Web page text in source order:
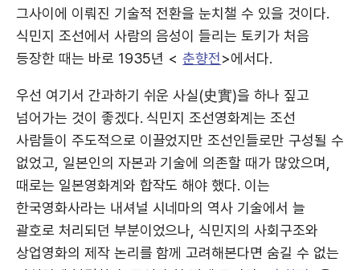
그사이에 이뤄진 기술적 전환을 눈치챌 수 있을 것이다.
식민지 조선에서 사람의 음성이 들리는 토키가 처음
등장한 때는 바로 1935년 < 춘향전>에서다.
우선 여기서 간과하기 쉬운 사실(史實)을 하나 짚고
넘어가는 것이 좋겠다. 식민지 조선영화계는 조선
사람들이 주도적으로 이끌었지만 조선인들로만 구성될 수
없었고, 일본인의 자본과 기술에 의존할 때가 많았으며,
때로는 일본영화계와 합작도 해야 했다. 이는
한국영화사라는 내셔널 시네마의 역사 기술에서 늘
괄호로 처리되던 부분이었으나, 식민지의 사회구조와
상업영화의 제작 논리를 함께 고려해본다면 숨길 수 없는